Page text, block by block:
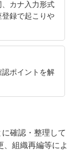
カナ入力形式
録で起こりや
ポイントを解
確認・整理して
、組織再編等によ